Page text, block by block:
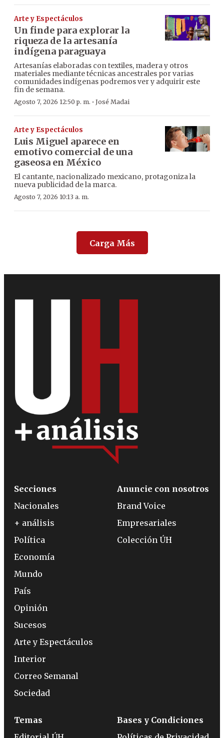
Arte y Espectáculos
Un finde para explorar la
riqueza de la artesanía
indígena paraguaya
Artesanías elaboradas con textiles, madera y otros
materiales mediante técnicas ancestrales por varias
comunidades indígenas podremos ver y adquirir este
fin de semana.
Agosto 7, 2026 12:50 p. m. · José Madai
Arte y Espectáculos
Luis Miguel aparece en
emotivo comercial de una
gaseosa en México
El cantante, nacionalizado mexicano, protagoniza la
nueva publicidad de la marca.
Agosto 7, 2026 10:13 a. m.
Carga Más
Secciones
Nacionales
+ análisis
Política
Economía
Mundo
País
Opinión
Sucesos
Arte y Espectáculos
Interior
Correo Semanal
Sociedad
Anuncie con nosotros
Brand Voice
Empresariales
Colección ÚH
Temas
Bases y Condiciones